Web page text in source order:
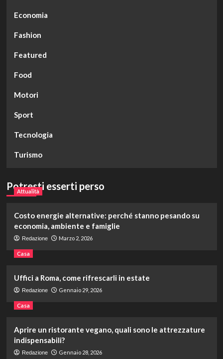
Economia
Fashion
Featured
Food
Motori
Sport
Tecnologia
Turismo
Potresti esserti perso
Attualità
Costo energie alternative: perché stanno pesando su
economia, ambiente e famiglie
Redazione Marzo 2, 2026
Casa
Uffici a Roma, come rifrescarli in estate
Redazione Gennaio 29, 2026
Casa
Aprire un ristorante vegano, quali sono le attrezzature
indispensabili?
Redazione Gennaio 28, 2026